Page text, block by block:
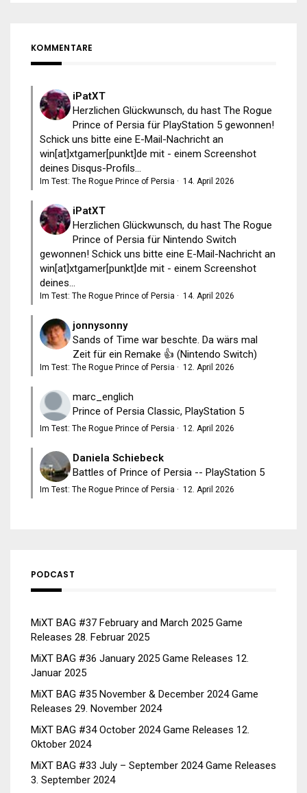
KOMMENTARE
iPatXT
Herzlichen Glückwunsch, du hast The Rogue
Prince of Persia für PlayStation 5 gewonnen!
Schick uns bitte eine E-Mail-Nachricht an
win[at]xtgamer[punkt]de mit - einem Screenshot
deines Disqus-Profils...
Im Test: The Rogue Prince of Persia · 14. April 2026
iPatXT
Herzlichen Glückwunsch, du hast The Rogue
Prince of Persia für Nintendo Switch
gewonnen! Schick uns bitte eine E-Mail-Nachricht an
win[at]xtgamer[punkt]de mit - einem Screenshot
deines...
Im Test: The Rogue Prince of Persia · 14. April 2026
jonnysonny
Sands of Time war beschte. Da wärs mal
Zeit für ein Remake 👍 (Nintendo Switch)
Im Test: The Rogue Prince of Persia · 12. April 2026
marc_englich
Prince of Persia Classic, PlayStation 5
Im Test: The Rogue Prince of Persia · 12. April 2026
Daniela Schiebeck
Battles of Prince of Persia -- PlayStation 5
Im Test: The Rogue Prince of Persia · 12. April 2026
PODCAST
MiXT BAG #37 February and March 2025 Game
Releases 28. Februar 2025
MiXT BAG #36 January 2025 Game Releases 12.
Januar 2025
MiXT BAG #35 November & December 2024 Game
Releases 29. November 2024
MiXT BAG #34 October 2024 Game Releases 12.
Oktober 2024
MiXT BAG #33 July – September 2024 Game Releases
3. September 2024